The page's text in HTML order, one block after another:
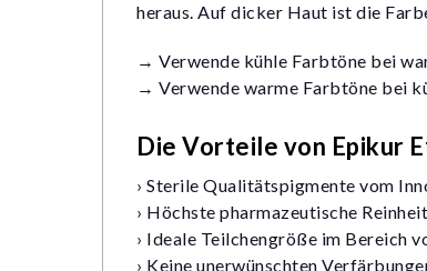
heraus. Auf dicker Haut ist die
→ Verwende kühle Farbtöne bei
→ Verwende warme Farbtöne bei
Die Vorteile von Epikur
› Sterile Qualitätspigmente vom
› Höchste pharmazeutische
› Ideale Teilchengröße im Bereich
› Keine unerwünschten